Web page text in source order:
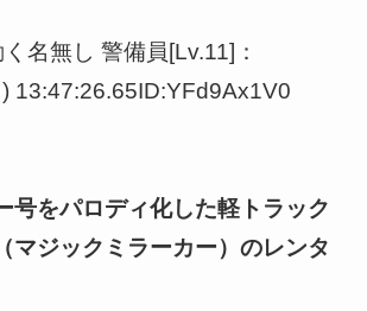
名無し 警備員[Lv.11]：
13:47:26.65ID:YFd9Ax1V0
号をパロディ化した軽トラック
マジックミラーカー）のレンタ